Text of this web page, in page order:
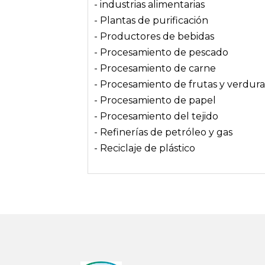
- industrias alimentarias
- Plantas de purificación
- Productores de bebidas
- Procesamiento de pescado
- Procesamiento de carne
- Procesamiento de frutas y
- Procesamiento de papel
- Procesamiento del tejido
- Refinerías de petróleo y gas
- Reciclaje de plástico